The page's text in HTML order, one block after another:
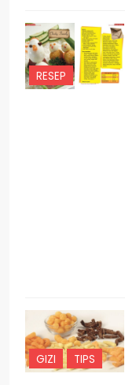
RESEP
GIZI TIPS